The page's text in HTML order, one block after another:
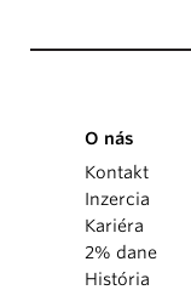
O nás
Kontakt
Inzercia
Kariéra
2% dane
História